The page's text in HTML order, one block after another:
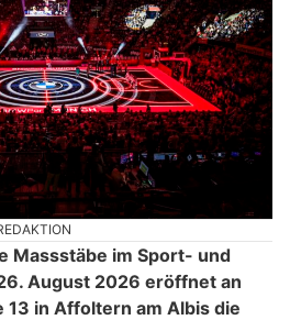
Massstäbe im Sport- und
August 2026 eröffnet an
in Affoltern am Albis die